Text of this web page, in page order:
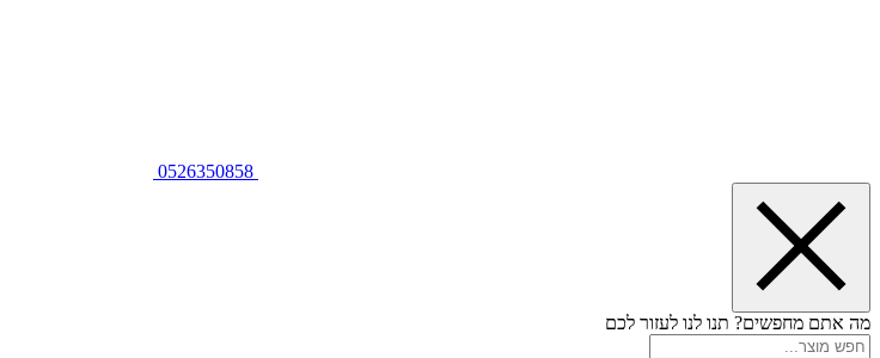
0526350858
מה אתם מחפשים? תנו לנו לעזור לכם